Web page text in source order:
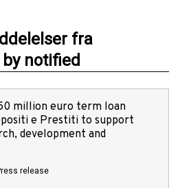
fra
notified
million euro term loan
e Prestiti to support
development and
release